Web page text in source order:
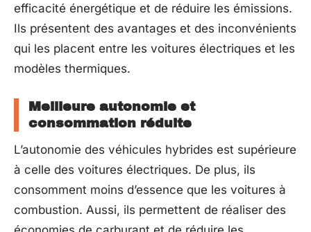
efficacité énergétique et de réduire les émissions.
Ils présentent des avantages et des inconvénients
qui les placent entre les voitures électriques et les
modèles thermiques.
Meilleure autonomie et
consommation réduite
L’autonomie des véhicules hybrides est supérieure
à celle des voitures électriques. De plus, ils
consomment moins d’essence que les voitures à
combustion. Aussi, ils permettent de réaliser des